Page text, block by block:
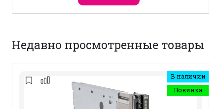
Недавно просмотренные товары
В наличии
Новинка